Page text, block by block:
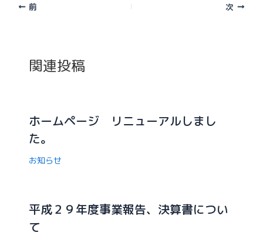
前 次
関連投稿
ホームページ リニューアルしまし
た。
お知らせ
平成２９年度事業報告、決算書につい
て